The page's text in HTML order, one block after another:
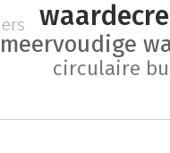
meervoudige
circulaire